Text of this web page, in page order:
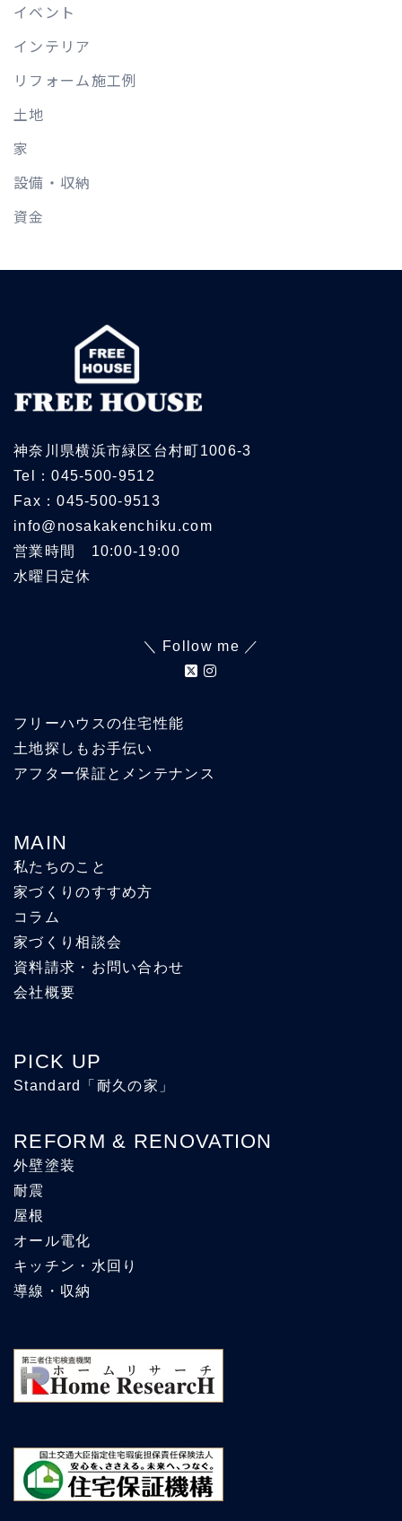
イベント
インテリア
リフォーム施工例
土地
家
設備・収納
資金
神奈川県横浜市緑区台村町1006-3
Tel：045-500-9512
Fax：045-500-9513
info@nosakakenchiku.com
営業時間 10:00-19:00
水曜日定休
＼ Follow me ／
フリーハウスの住宅性能
土地探しもお手伝い
アフター保証とメンテナンス
MAIN
私たちのこと
家づくりのすすめ方
コラム
家づくり相談会
資料請求・お問い合わせ
会社概要
PICK UP
Standard「耐久の家」
REFORM & RENOVATION
外壁塗装
耐震
屋根
オール電化
キッチン・水回り
導線・収納